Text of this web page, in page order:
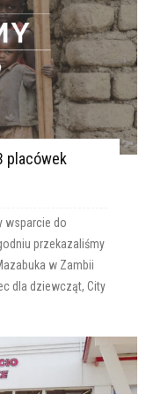
placówek
wsparcie do
przekazaliśmy
w Zambii
dla dziewcząt, City